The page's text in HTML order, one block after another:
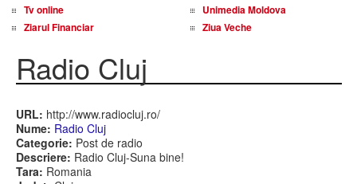
Tv online
Unimedia Moldova
Ziarul Financiar
Ziua Veche
Radio Cluj
URL: http://www.radiocluj.ro/
Nume: Radio Cluj
Categorie: Post de radio
Descriere: Radio Cluj-Suna bine!
Tara: Romania